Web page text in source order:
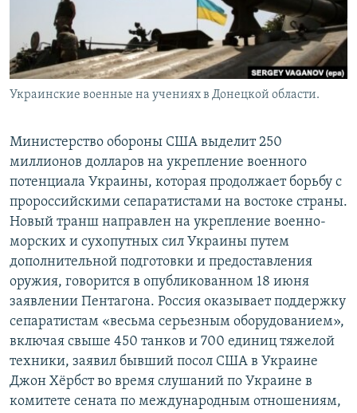
Украинские военные на учениях в Донецкой области.
Министерство обороны США выделит 250
миллионов долларов на укрепление военного
потенциала Украины, которая продолжает борьбу с
пророссийскими сепаратистами на востоке страны.
Новый транш направлен на укрепление военно-
морских и сухопутных сил Украины путем
дополнительной подготовки и предоставления
оружия, говорится в опубликованном 18 июня
заявлении Пентагона. Россия оказывает поддержку
сепаратистам «весьма серьезным оборудованием»,
включая свыше 450 танков и 700 единиц тяжелой
техники, заявил бывший посол США в Украине
Джон Хёрбст во время слушаний по Украине в
комитете сената по международным отношениям,